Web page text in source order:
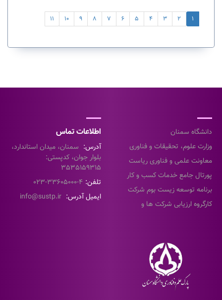
1
2
3
4
5
6
7
8
9
10
11
دانشگاه سمنان
وزارت علوم، تحقیقات و فناوری
معاونت علمی و فناوری ریاست
جمهوری
پورتال جامع خدمات کسب و کار
معاونت علمی و فناوری
برنامه توسعه زیست بوم شرکت
های خلاق
کارگروه ارزیابی شرکت ها و
اطلاعات تماس
آدرس: سمنان، میدان استاندارد،
بلوار جوان، کدپستی:
3535159315
تلفن: 4-33605000-023
ایمیل آدرس: